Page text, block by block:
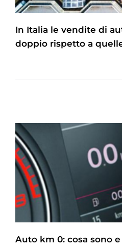
In Italia le vendite di
doppio rispetto a
Auto km 0: cosa sono